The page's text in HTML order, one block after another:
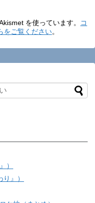
を使っています。
コ
をご覧ください。
）
』）